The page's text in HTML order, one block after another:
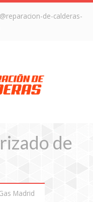
de-calderas-
de
Madrid